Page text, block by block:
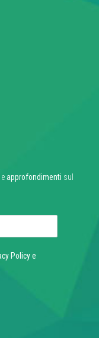
eapprofondimenti sul
Policye